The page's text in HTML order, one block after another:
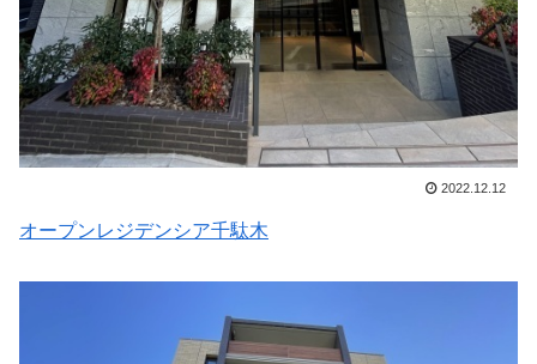
2022.12.12
オープンレジデンシア千駄木